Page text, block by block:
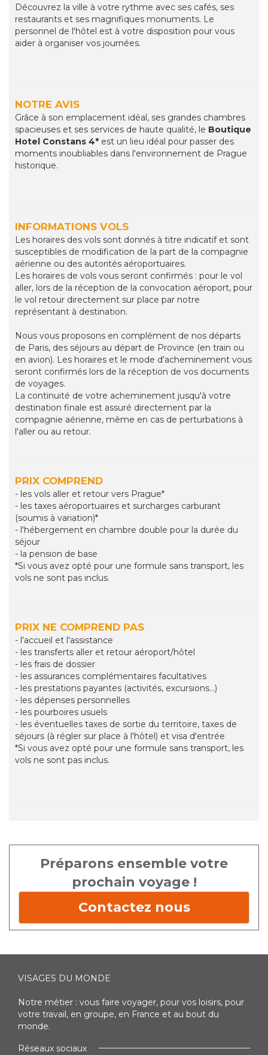
Découvrez la ville à votre rythme avec ses cafés, ses
restaurants et ses magnifiques monuments. Le
personnel de l'hôtel est à votre disposition pour vous
aider à organiser vos journées.
NOTRE AVIS
Grâce à son emplacement idéal, ses grandes chambres
spacieuses et ses services de haute qualité, le Boutique
Hotel Constans 4* est un lieu idéal pour passer des
moments inoubliables dans l'environnement de Prague
historique.
INFORMATIONS VOLS
Les horaires des vols sont donnés à titre indicatif et sont
susceptibles de modification de la part de la compagnie
aérienne ou des autorités aéroportuaires.
Les horaires de vols vous seront confirmés : pour le vol
aller, lors de la réception de la convocation aéroport, pour
le vol retour directement sur place par notre
représentant à destination.
Nous vous proposons en complément de nos départs
de Paris, des séjours au départ de Province (en train ou
en avion). Les horaires et le mode d'acheminement vous
seront confirmés lors de la réception de vos documents
de voyages.
La continuité de votre acheminement jusqu'à votre
destination finale est assuré directement par la
compagnie aérienne, même en cas de perturbations à
l'aller ou au retour.
PRIX COMPREND
- les vols aller et retour vers Prague*
- les taxes aéroportuaires et surcharges carburant
(soumis à variation)*
- l'hébergement en chambre double pour la durée du
séjour
- la pension de base
*Si vous avez opté pour une formule sans transport, les
vols ne sont pas inclus.
PRIX NE COMPREND PAS
- l'accueil et l'assistance
- les transferts aller et retour aéroport/hôtel
- les frais de dossier
- les assurances complémentaires facultatives
- les prestations payantes (activités, excursions...)
- les dépenses personnelles
- les pourboires usuels
- les éventuelles taxes de sortie du territoire, taxes de
séjours (à régler sur place à l'hôtel) et visa d'entrée
*Si vous avez opté pour une formule sans transport, les
vols ne sont pas inclus.
Préparons ensemble votre
prochain voyage !
Contactez nous
VISAGES DU MONDE
Notre métier : vous faire voyager, pour vos loisirs, pour
votre travail, en groupe, en France et au bout du
monde.
Réseaux sociaux